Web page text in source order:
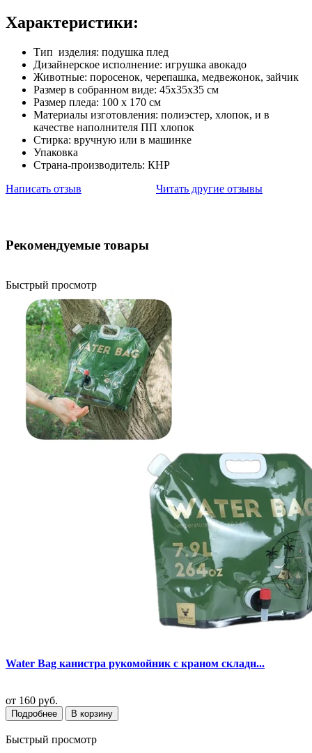
Характеристики:
Тип изделия: подушка плед
Дизайнерское исполнение: игрушка авокадо
Животные: поросенок, черепашка, медвежонок, зайчик
Размер в собранном виде: 45x35x35 см
Размер пледа: 100 x 170 см
Материалы изготовления: полиэстер, хлопок, и в
качестве наполнителя ПП хлопок
Стирка: вручную или в машинке
Упаковка
Страна-производитель: КНР
Написать отзыв
Читать другие отзывы
Рекомендуемые товары
Быстрый просмотр
Water Bag канистра рукомойник с краном складн...
от 160 руб.
Подробнее В корзину
Быстрый просмотр